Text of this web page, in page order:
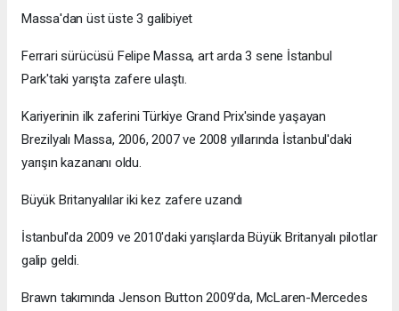
Massa'dan üst üste 3 galibiyet
Ferrari sürücüsü Felipe Massa, art arda 3 sene İstanbul
Park'taki yarışta zafere ulaştı.
Kariyerinin ilk zaferini Türkiye Grand Prix'sinde yaşayan
Brezilyalı Massa, 2006, 2007 ve 2008 yıllarında İstanbul'daki
yarışın kazananı oldu.
Büyük Britanyalılar iki kez zafere uzandı
İstanbul'da 2009 ve 2010'daki yarışlarda Büyük Britanyalı pilotlar
galip geldi.
Brawn takımında Jenson Button 2009'da, McLaren-Mercedes